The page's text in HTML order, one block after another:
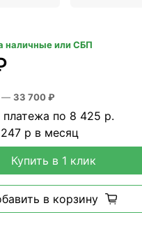
наличные или СБП
— 33 700 ₽
платежа по 8 425 р.
р в месяц
Купить в 1 клик
в корзину